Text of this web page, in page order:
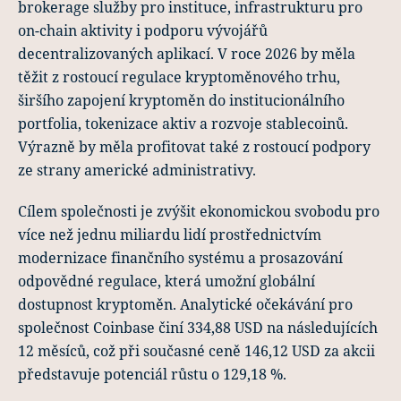
brokerage služby pro instituce, infrastrukturu pro
on-chain aktivity i podporu vývojářů
decentralizovaných aplikací. V roce 2026 by měla
těžit z rostoucí regulace kryptoměnového trhu,
širšího zapojení kryptoměn do institucionálního
portfolia, tokenizace aktiv a rozvoje stablecoinů.
Výrazně by měla profitovat také z rostoucí podpory
ze strany americké administrativy.
Cílem společnosti je zvýšit ekonomickou svobodu pro
více než jednu miliardu lidí prostřednictvím
modernizace finančního systému a prosazování
odpovědné regulace, která umožní globální
dostupnost kryptoměn. Analytické očekávání pro
společnost Coinbase činí 334,88 USD na následujících
12 měsíců, což při současné ceně 146,12 USD za akcii
představuje potenciál růstu o 129,18 %.